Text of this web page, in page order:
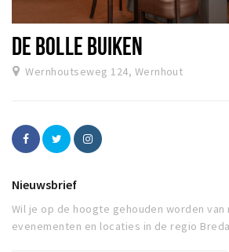
DE BOLLE BUIKEN
Wernhoutseweg 124, Wernhout
Nieuwsbrief
Wil je op de hoogte gehouden worden van
evenementen en locaties in de regio